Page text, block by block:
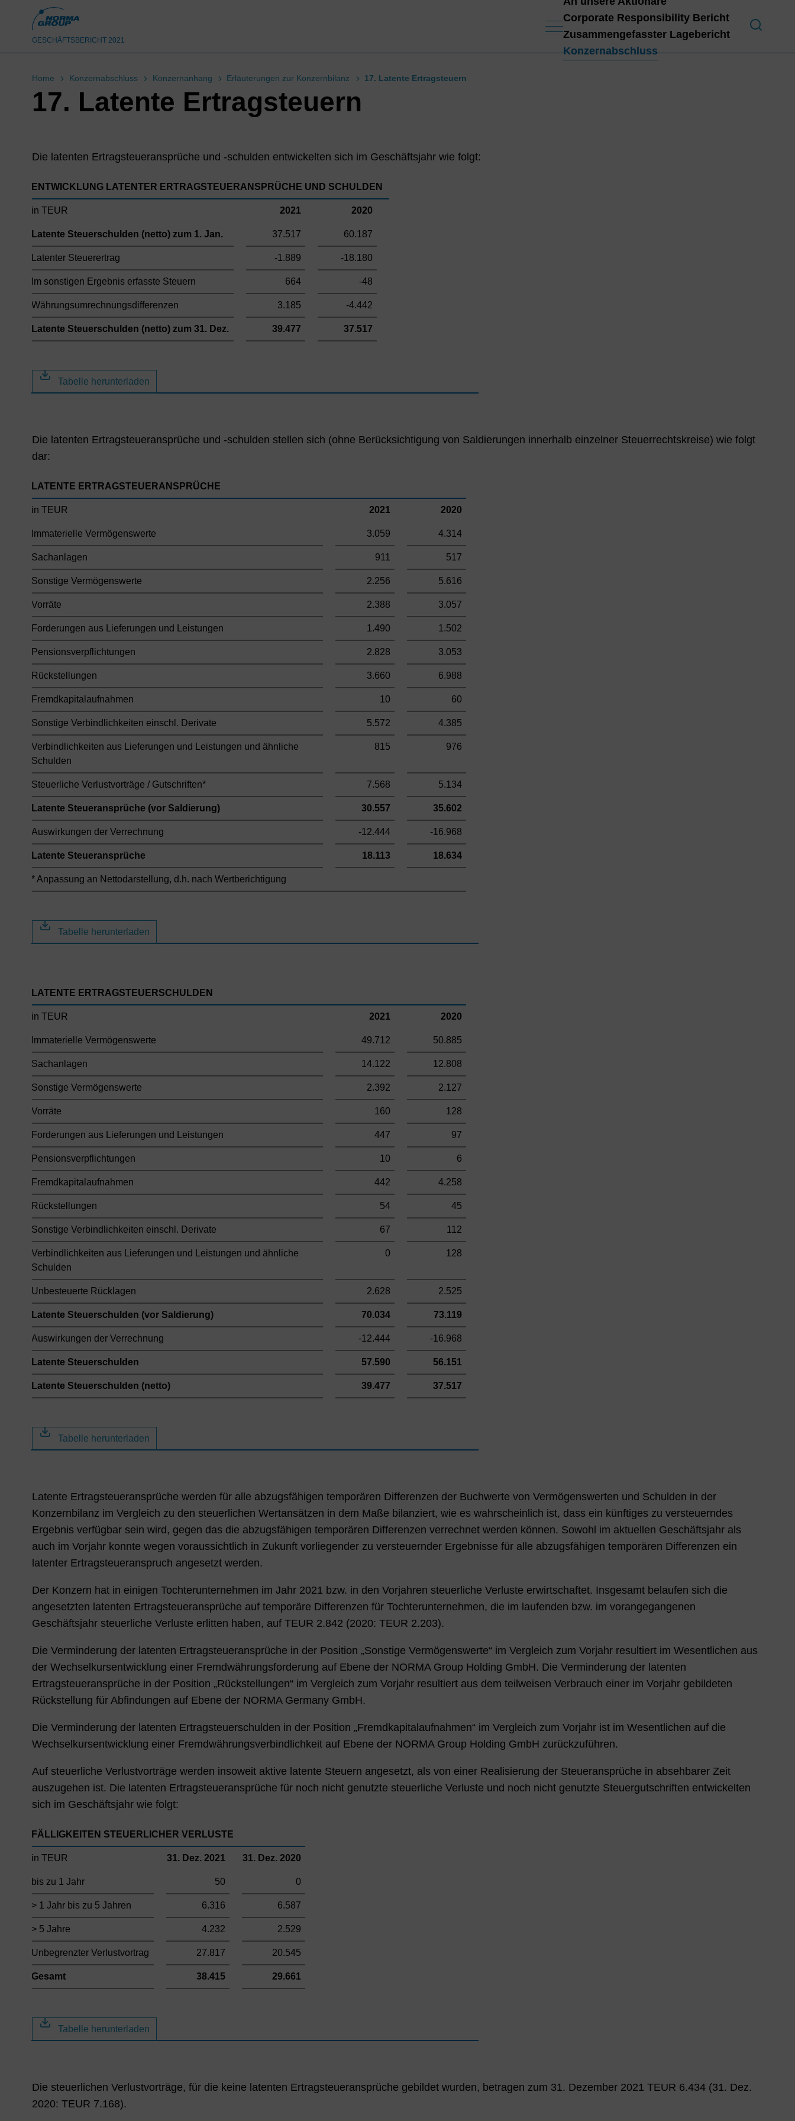
GESCHÄFTSBERICHT 2021
Corporate Responsibility Bericht
Zusammengefasster Lagebericht
Konzernabschluss
Home Konzernabschluss Konzernanhang Erläuterungen zur Konzernbilanz 17. Latente Ertragsteuern
17. Latente Ertragsteuern
Die latenten Ertragsteueransprüche und -schulden entwickelten sich im Geschäftsjahr wie folgt:
ENTWICKLUNG LATENTER ERTRAGSTEUERANSPRÜCHE UND SCHULDEN
in TEUR 2021 2020
Latente Steuerschulden (netto) zum 1. Jan. 37.517 60.187
Latenter Steuerertrag -1.889 -18.180
Im sonstigen Ergebnis erfasste Steuern 664 -48
Währungsumrechnungsdifferenzen 3.185 -4.442
Latente Steuerschulden (netto) zum 31. Dez. 39.477 37.517
Tabelle herunterladen
Die latenten Ertragsteueransprüche und -schulden stellen sich (ohne Berücksichtigung von Saldierungen innerhalb einzelner Steuerrechtskreise) wie folgt
dar:
LATENTE ERTRAGSTEUERANSPRÜCHE
in TEUR 2021 2020
Immaterielle Vermögenswerte 3.059 4.314
Sachanlagen 911 517
Sonstige Vermögenswerte 2.256 5.616
Vorräte 2.388 3.057
Forderungen aus Lieferungen und Leistungen 1.490 1.502
Pensionsverpflichtungen 2.828 3.053
Rückstellungen 3.660 6.988
Fremdkapitalaufnahmen 10 60
Sonstige Verbindlichkeiten einschl. Derivate 5.572 4.385
Verbindlichkeiten aus Lieferungen und Leistungen und ähnliche
Schulden
815 976
Steuerliche Verlustvorträge / Gutschriften* 7.568 5.134
Latente Steueransprüche (vor Saldierung) 30.557 35.602
Auswirkungen der Verrechnung -12.444 -16.968
Latente Steueransprüche 18.113 18.634
* Anpassung an Nettodarstellung, d.h. nach Wertberichtigung
Tabelle herunterladen
LATENTE ERTRAGSTEUERSCHULDEN
in TEUR 2021 2020
Immaterielle Vermögenswerte 49.712 50.885
Sachanlagen 14.122 12.808
Sonstige Vermögenswerte 2.392 2.127
Vorräte 160 128
Forderungen aus Lieferungen und Leistungen 447 97
Pensionsverpflichtungen 10 6
Fremdkapitalaufnahmen 442 4.258
Rückstellungen 54 45
Sonstige Verbindlichkeiten einschl. Derivate 67 112
Verbindlichkeiten aus Lieferungen und Leistungen und ähnliche
Schulden
0 128
Unbesteuerte Rücklagen 2.628 2.525
Latente Steuerschulden (vor Saldierung) 70.034 73.119
Auswirkungen der Verrechnung -12.444 -16.968
Latente Steuerschulden 57.590 56.151
Latente Steuerschulden (netto) 39.477 37.517
Tabelle herunterladen
Latente Ertragsteueransprüche werden für alle abzugsfähigen temporären Differenzen der Buchwerte von Vermögenswerten und Schulden in der
Konzernbilanz im Vergleich zu den steuerlichen Wertansätzen in dem Maße bilanziert, wie es wahrscheinlich ist, dass ein künftiges zu versteuerndes
Ergebnis verfügbar sein wird, gegen das die abzugsfähigen temporären Differenzen verrechnet werden können. Sowohl im aktuellen Geschäftsjahr als
auch im Vorjahr konnte wegen voraussichtlich in Zukunft vorliegender zu versteuernder Ergebnisse für alle abzugsfähigen temporären Differenzen ein
latenter Ertragsteueranspruch angesetzt werden.
Der Konzern hat in einigen Tochterunternehmen im Jahr 2021 bzw. in den Vorjahren steuerliche Verluste erwirtschaftet. Insgesamt belaufen sich die
angesetzten latenten Ertragsteueransprüche auf temporäre Differenzen für Tochterunternehmen, die im laufenden bzw. im vorangegangenen
Geschäftsjahr steuerliche Verluste erlitten haben, auf TEUR 2.842 (2020: TEUR 2.203).
Die Verminderung der latenten Ertragsteueransprüche in der Position „Sonstige Vermögenswerte“ im Vergleich zum Vorjahr resultiert im Wesentlichen aus
der Wechselkursentwicklung einer Fremdwährungsforderung auf Ebene der NORMA Group Holding GmbH. Die Verminderung der latenten
Ertragsteueransprüche in der Position „Rückstellungen“ im Vergleich zum Vorjahr resultiert aus dem teilweisen Verbrauch einer im Vorjahr gebildeten
Rückstellung für Abfindungen auf Ebene der NORMA Germany GmbH.
Die Verminderung der latenten Ertragsteuerschulden in der Position „Fremdkapitalaufnahmen“ im Vergleich zum Vorjahr ist im Wesentlichen auf die
Wechselkursentwicklung einer Fremdwährungsverbindlichkeit auf Ebene der NORMA Group Holding GmbH zurückzuführen.
Auf steuerliche Verlustvorträge werden insoweit aktive latente Steuern angesetzt, als von einer Realisierung der Steueransprüche in absehbarer Zeit
auszugehen ist. Die latenten Ertragsteueransprüche für noch nicht genutzte steuerliche Verluste und noch nicht genutzte Steuergutschriften entwickelten
sich im Geschäftsjahr wie folgt:
FÄLLIGKEITEN STEUERLICHER VERLUSTE
in TEUR 31. Dez. 2021 31. Dez. 2020
bis zu 1 Jahr 50 0
> 1 Jahr bis zu 5 Jahren 6.316 6.587
> 5 Jahre 4.232 2.529
Unbegrenzter Verlustvortrag 27.817 20.545
Gesamt 38.415 29.661
Tabelle herunterladen
Die steuerlichen Verlustvorträge, für die keine latenten Ertragsteueransprüche gebildet wurden, betragen zum 31. Dezember 2021 TEUR 6.434 (31. Dez.
2020: TEUR 7.168).